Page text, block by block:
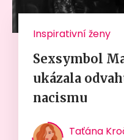
Inspirativní ženy
Sexsymbol
ukázala
nacismu
Taťána